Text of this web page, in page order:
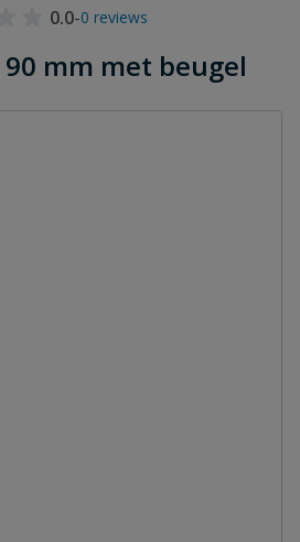
0.0-0 reviews
mm met beugel